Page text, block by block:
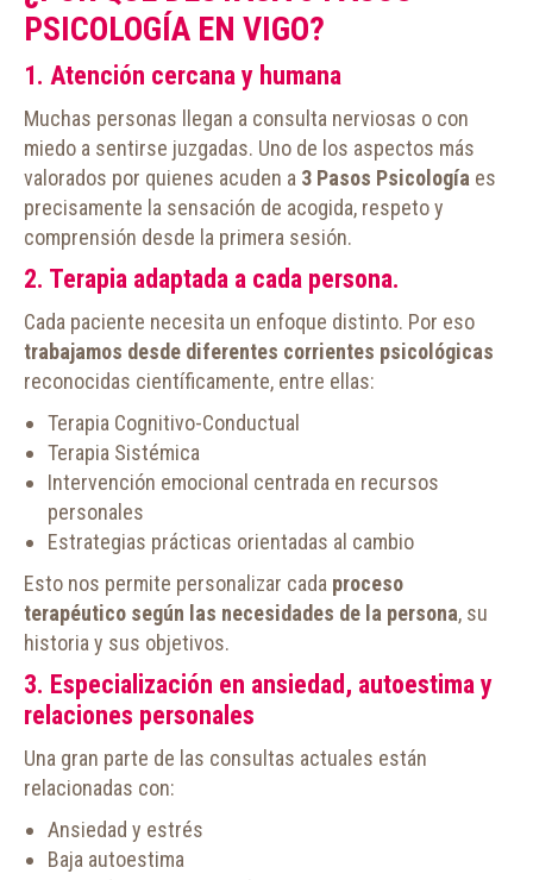
PSICOLOGÍA EN VIGO?
1. Atención cercana y humana
Muchas personas llegan a consulta nerviosas o con
miedo a sentirse juzgadas. Uno de los aspectos más
valorados por quienes acuden a 3 Pasos Psicología es
precisamente la sensación de acogida, respeto y
comprensión desde la primera sesión.
2. Terapia adaptada a cada persona.
Cada paciente necesita un enfoque distinto. Por eso
trabajamos desde diferentes corrientes psicológicas
reconocidas científicamente, entre ellas:
Terapia Cognitivo-Conductual
Terapia Sistémica
Intervención emocional centrada en recursos
personales
Estrategias prácticas orientadas al cambio
Esto nos permite personalizar cada proceso
terapéutico según las necesidades de la persona, su
historia y sus objetivos.
3. Especialización en ansiedad, autoestima y
relaciones personales
Una gran parte de las consultas actuales están
relacionadas con:
Ansiedad y estrés
Baja autoestima